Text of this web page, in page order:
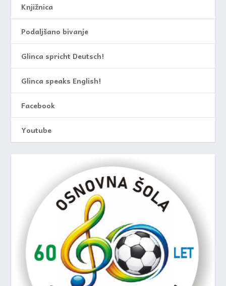
Knjižnica
Podaljšano bivanje
Glinca spricht Deutsch!
Glinca speaks English!
Facebook
Youtube